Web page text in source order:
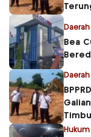
Daerah
Bea
Daerah
Hukum